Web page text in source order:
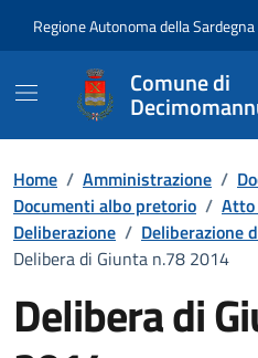
Regione Autonoma della Sardegna
Comune di
Home / Amministrazione /
Documenti albo pretorio /
Deliberazione / Deliberazione
Delibera di Giunta n.78 2014
Delibera di